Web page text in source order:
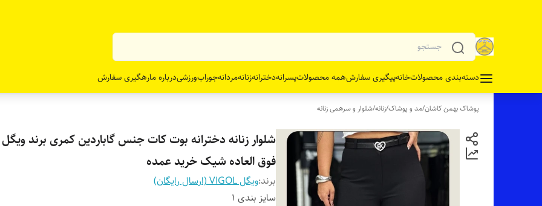
دسته‌بندی محصولاتخانهپیگیری سفارشهمه محصولاتپسرانهدخترانهزنانهمردانهجورابورزشیدرباره مارهگیری سفارش
پوشاک بهمن کاشان/مد و پوشاک/زنانه/شلوار و سرهمی زنانه
شلوار زنانه دخترانه بوت کات جنس گاباردین کمری برند ویگل
فوق العاده شیک خرید عمده
برند:ویگل VIGOL (ارسال رایگان)
سایز بندی 1